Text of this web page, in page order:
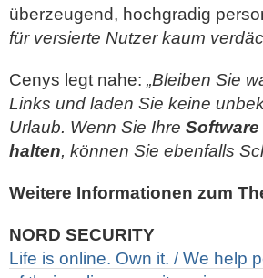
überzeugend, hochgradig
für versierte Nutzer kaum
Cenys legt nahe: „Bleiben Sie
Links und laden Sie keine
Urlaub. Wenn Sie Ihre
halten, können Sie ebenfalls
Weitere Informationen zum
NORD SECURITY
Life is online. Own it. / We help